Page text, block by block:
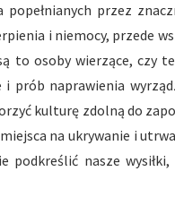
popełnianych przez
i niemocy, przede
to osoby wierzące, czy
prób naprawienia
kulturę zdolną do
na ukrywanie i
podkreślić nasze